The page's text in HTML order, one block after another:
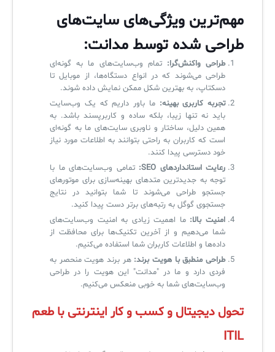
مهم‌ترین ویژگی‌های سایت‌های
طراحی شده توسط مدانت:
طراحی واکنش‌گرا: تمام وب‌سایت‌های ما به گونه‌ای
طراحی می‌شوند که در انواع دستگاه‌ها، از موبایل تا
دسکتاپ، به بهترین شکل ممکن نمایش داده شوند.
تجربه کاربری بهینه: ما باور داریم که یک وب‌سایت
باید نه تنها زیبا، بلکه ساده و کاربرپسند باشد. به
همین دلیل، ساختار و ناوبری سایت‌های ما به گونه‌ای
است که کاربران به راحتی بتوانند به اطلاعات مورد نیاز
خود دسترسی پیدا کنند.
رعایت استانداردهای SEO:
تمامی وب‌سایت‌های ما با
توجه به جدیدترین متدهای بهینه‌سازی برای موتورهای
جستجو طراحی می‌شوند تا شما بتوانید در نتایج
جستجوی گوگل به رتبه‌های برتر دست پیدا کنید.
امنیت بالا: ما اهمیت زیادی به امنیت وب‌سایت‌های
شما می‌دهیم و از آخرین تکنیک‌ها برای محافظت از
داده‌ها و اطلاعات کاربران شما استفاده می‌کنیم.
طراحی منطبق با هویت برند: هر برند هویت منحصر به
فردی دارد و ما در "مدانت" این هویت را در طراحی
وب‌سایت‌های شما به خوبی منعکس می‌کنیم.
تحول دیجیتال و کسب و کار اینترنتی با طعم
ITIL
سلف سرویس کاربران
سامانه مدیریت دارایی‌ها [Asset Explorer]
سامانه مدیریت پشتیبانی مشتریان
ManageEngine Malware Protection Plus
سامانه مدیریت دسترسی ممتاز
سامانه مدیریت و مانیتورینگ شبکه
سامانه آزمون آنلاین